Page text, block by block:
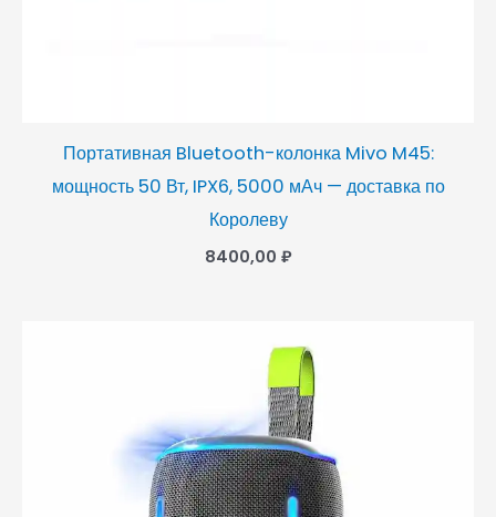
Портативная Bluetooth-колонка Mivo M45:
мощность 50 Вт, IPX6, 5000 мАч — доставка по
Королеву
8400,00 ₽